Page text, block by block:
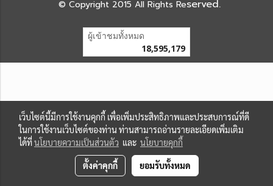
© Copyright 2015 All Rights Reserved.
ผู้เข้าชมทั้งหมด
18,595,179
เว็บไซต์นี้มีการใช้งานคุกกี้ เพื่อเพิ่มประสิทธิภาพและประสบการณ์ที่ดี
ในการใช้งานเว็บไซต์ของท่าน ท่านสามารถอ่านรายละเอียดเพิ่มเติม
ได้ที่นโยบายความเป็นส่วนตัว และ นโยบายคุกกี้
ตั้งค่าคุกกี้ ยอมรับทั้งหมด